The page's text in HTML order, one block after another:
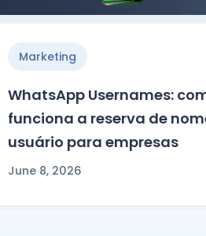
Marketing
WhatsApp Usernames:
funciona a reserva de
usuário para empresas
June 8, 2026